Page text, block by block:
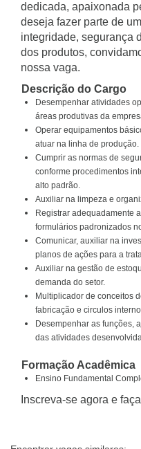
dedicada, apaixonada
deseja fazer parte de
integridade, segurança
dos produtos,
nossa vaga.
Descrição do Cargo
Desempenhar atividades
áreas produtivas da
Operar equipamentos
atuar na linha de produção.
Cumprir as normas de
conforme procedimentos
alto padrão.
Auxiliar na limpeza e
Registrar adequadamente
formulários padronizados
Comunicar, auxiliar na
planos de ações para a
Auxiliar na gestão de
demanda do setor.
Multiplicador de conceitos
fabricação e circulos
Desempenhar as funções,
das atividades
Formação Acadêmica
Ensino Fundamental
Inscreva-se agora e